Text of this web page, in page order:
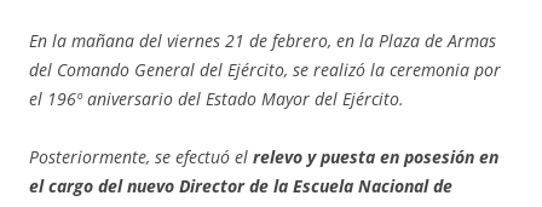
En la mañana del viernes 21 de febrero, en la Plaza de Armas
del Comando General del Ejército, se realizó la ceremonia por
el 196º aniversario del Estado Mayor del Ejército.
Posteriormente, se efectuó el relevo y puesta en posesión en
el cargo del nuevo Director de la Escuela Nacional de